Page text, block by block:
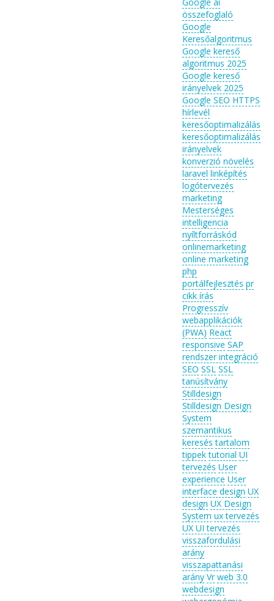
összefoglaló
Google
Keresőalgoritmus
Google kereső
algoritmus 2025
Google kereső
irányelvek 2025
Google SEO HTTPS
hírlevél
keresőoptimalizálás
keresőoptimalizálás
irányelvek
konverzió növelés
laravel linképítés
logótervezés
marketing
Mesterséges
intelligencia
nyíltforráskód
onlinemarketing
online marketing
php
portálfejlesztés pr
cikk írás
Progresszív
webapplikációk
(PWA) React
responsive SAP
rendszer integráció
SEO SSL SSL
tanúsítvány
Stilldesign
Stilldesign Design
System
szemantikus
keresés tartalom
tippek tutorial UI
tervezés User
experience User
interface design UX
design UX Design
System ux tervezés
UX UI tervezés
visszafordulási
arány
visszapattanási
arány Vr web 3.0
webdesign